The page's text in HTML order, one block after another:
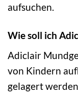
aufsuchen.
Wie soll ich
Adiclair
von Kindern
gelagert